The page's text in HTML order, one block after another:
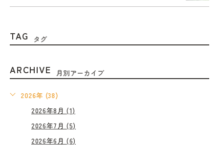
TAG タグ
ARCHIVE 月別アーカイブ
2026年 (38)
2026年8月 (1)
2026年7月 (5)
2026年6月 (6)